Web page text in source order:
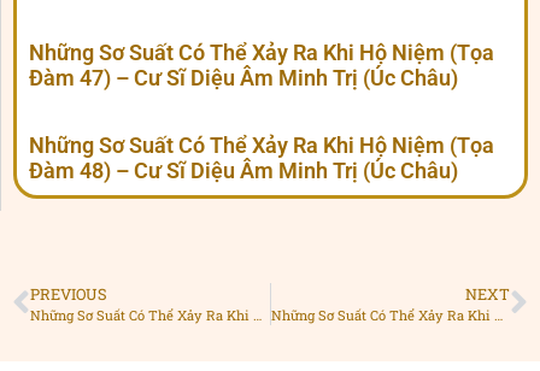
Những Sơ Suất Có Thể Xảy Ra Khi Hộ Niệm (Tọa
Đàm 47) – Cư Sĩ Diệu Âm Minh Trị (Úc Châu)
Những Sơ Suất Có Thể Xảy Ra Khi Hộ Niệm (Tọa
Đàm 48) – Cư Sĩ Diệu Âm Minh Trị (Úc Châu)
PREVIOUS NEXT